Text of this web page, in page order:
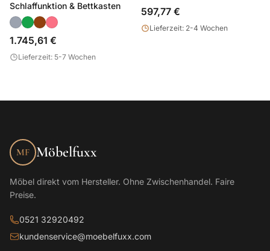
Schlaffunktion & Bettkasten
1.745,61 €
Lieferzeit: 5-7 Wochen
597,77 €
Lieferzeit: 2-4 Wochen
MF Möbelfuxx
Möbel direkt vom Hersteller. Ohne Zwischenhandel. Faire
Preise.
0521 32920492
kundenservice@moebelfuxx.com